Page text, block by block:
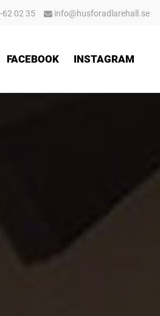
62 02 35 info@husforadlarehall.se
FACEBOOK INSTAGRAM